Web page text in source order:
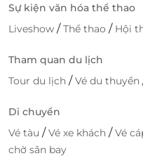
Cùng Click Mua ngay
nhiều
deal sức khỏe -
Sự kiện văn hóa thể thao
Liveshow /Thể thao / Hội
Tham quan du lịch
Tour du lịch /Vé du thuyền
Di chuyển
Vé tàu /Vé xe khách /Vé
chờ sân bay